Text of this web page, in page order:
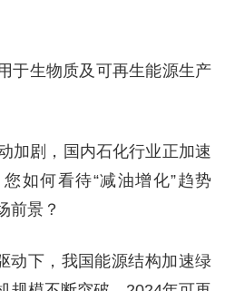
于生物质及可再生能源生产
加剧，国内石化行业正加速
如何看待“减油增化”趋势
前景？
动下，我国能源结构加速绿